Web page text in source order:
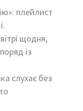
плейлист
щодня,
із
слухає без